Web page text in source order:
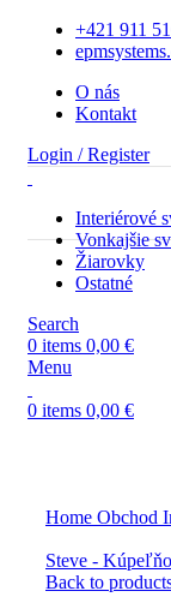
+421 911
O nás
Kontakt
Login / Register
Interiérové
Vonkajšie
Žiarovky
Ostatné
Search
0 items 0,00 €
Menu
0 items 0,00 €
Home Obchod
Steve -
Back to